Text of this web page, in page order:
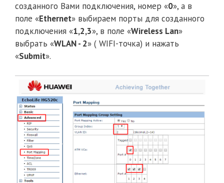
созданного Вами подключения, номер «0», а в
поле «Ethernet» выбираем порты для созданного
подключения «1,2,3», в поле «Wireless Lan»
выбрать «WLAN - 2» ( WIFI-точка) и нажать
«Submit».